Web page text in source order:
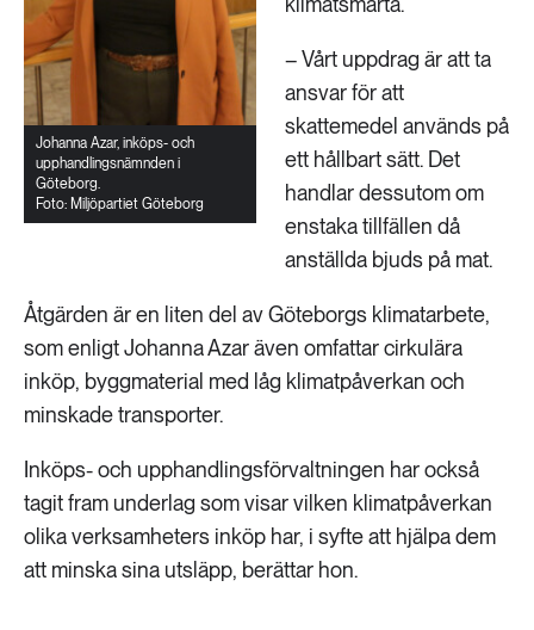
Johanna Azar, inköps- och
upphandlingsnämnden i
Göteborg.
Foto: Miljöpartiet Göteborg
– Vårt uppdrag är att ta
ansvar för att
skattemedel används på
ett hållbart sätt. Det
handlar dessutom om
enstaka tillfällen då
anställda bjuds på mat.
Åtgärden är en liten del av Göteborgs klimatarbete,
som enligt Johanna Azar även omfattar cirkulära
inköp, byggmaterial med låg klimatpåverkan och
minskade transporter.
Inköps- och upphandlingsförvaltningen har också
tagit fram underlag som visar vilken klimatpåverkan
olika verksamheters inköp har, i syfte att hjälpa dem
att minska sina utsläpp, berättar hon.